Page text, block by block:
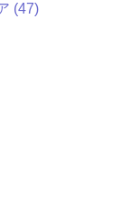
(47)